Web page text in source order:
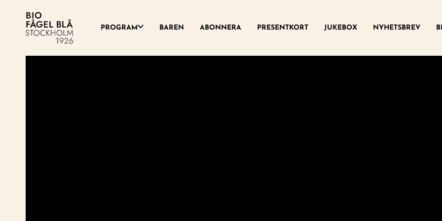
PROGRAM Växla denna rullgardinsmeny
BAREN ABONNERA PRESENTKORT JUKEBOX NYHETSBREV